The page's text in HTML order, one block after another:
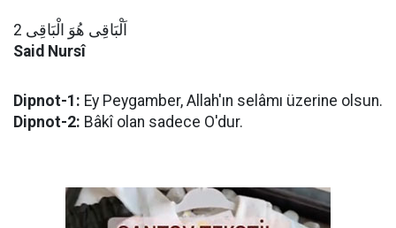
اَلْبَاقِى هُوَ الْبَاقِى 2
Said Nursî
Dipnot-1: Ey Peygamber, Allah'ın selâmı üzerine olsun.
Dipnot-2: Bâkî olan sadece O'dur.